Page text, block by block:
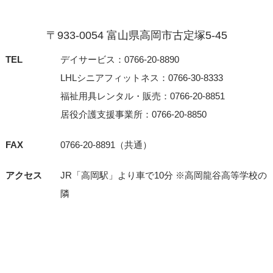
〒933-0054 富⼭県⾼岡市古定塚5-45
TEL
デイサービス：0766-20-8890
LHLシニアフィットネス：0766-30-8333
福祉用具レンタル・販売：0766-20-8851
居役介護支援事業所：0766-20-8850
FAX 0766-20-8891（共通）
アクセス
JR「⾼岡駅」より⾞で10分 ※⾼岡⿓⾕⾼等学校の
隣